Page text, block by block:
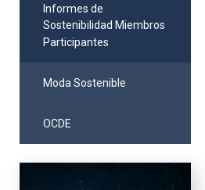
Informes de
Sostenibilidad Miembros
Participantes
Moda Sostenible
OCDE